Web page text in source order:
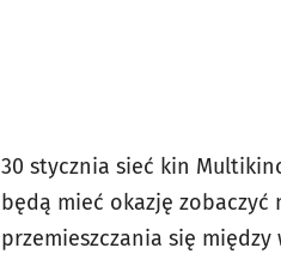
30 stycznia sieć kin
będą mieć okazję
przemieszczania się